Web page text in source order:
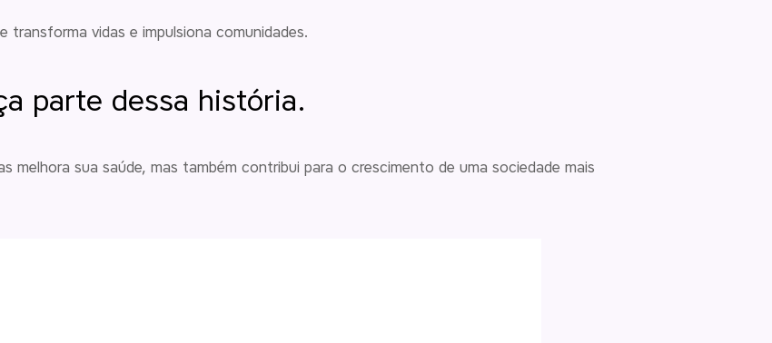
transforma vidas e impulsiona comunidades.
parte dessa história.
melhora sua saúde, mas também contribui para o crescimento de uma sociedade mais